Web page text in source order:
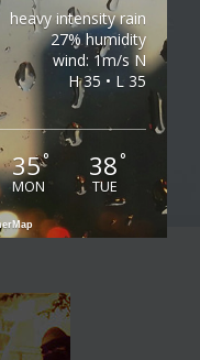
heavy intensity rain
27% humidity
wind: 1m/s N
H 35 • L 35
35°
MON
38°
TUE